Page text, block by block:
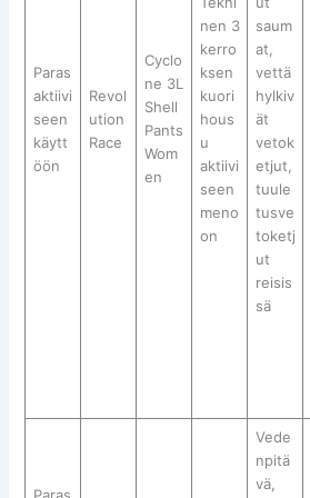
Paras
aktiivi
seen
käytt
öön
Revol
ution
Race
Cyclo
ne 3L
Shell
Pants
Wom
en
nen 3
kerro
ksen
kuori
hous
u
aktiivi
seen
meno
on
saum
at,
vettä
hylkiv
ät
vetok
etjut,
tuule
tusve
toketj
ut
reisis
sä
Paras
Vede
npitä
vä,